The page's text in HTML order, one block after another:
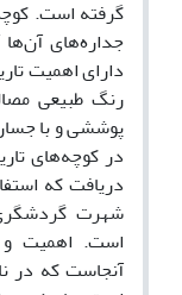
گرفته است.
جداره‌های
دارای اهمیت
رنگ طبیعی
پوششی و با
در کوچه‌های
دریافت که
شهرت
است. اهمیت و
آنجاست که در